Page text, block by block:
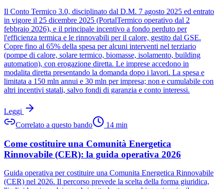
Il Conto Termico 3.0, disciplinato dal D.M. 7 agosto 2025 ed entrato
in vigore il 25 dicembre 2025 (PortalTermico operativo dal 2
febbraio 2026), e il principale incentivo a fondo perduto per
l'efficienza termica e le rinnovabili per il calore, gestito dal GSE.
Copre fino al 65% della spesa per alcuni interventi nel terziario
(pompe di calore, solare termico, biomasse, isolamento, building
automation), con erogazione diretta. Le imprese accedono in
modalita diretta presentando la domanda dopo i lavori. La spesa e
limitata a 150 mln annui e 30 mln per impresa; non e cumulabile con
altri incentivi statali, salvo fondi di garanzia e conto interessi.
Leggi
Correlato a questo bando
14 min
Come costituire una Comunità Energetica
Rinnovabile (CER): la guida operativa 2026
Guida operativa per costituire una Comunita Energetica Rinnovabile
(CER) nel 2026. Il percorso prevede la scelta della forma giuridica,